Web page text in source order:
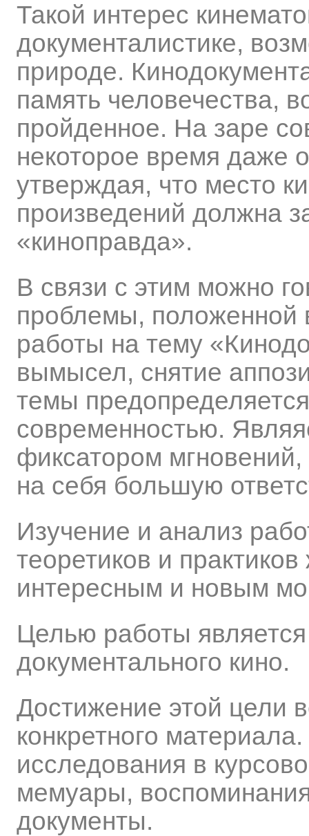
Такой интерес
документалистике,
природе.
память человечества,
пройденное. На заре
некоторое время даже
утверждая, что место
произведений должна
«киноправда».
В связи с этим можно
проблемы, положенной
работы на тему
вымысел, снятие
темы
современностью.
фиксатором мгновений,
на себя большую
Изучение и анализ
теоретиков и
интересным и новым
Целью работы
документального кино.
Достижение этой цели
конкретного
исследования в
мемуары,
документы.